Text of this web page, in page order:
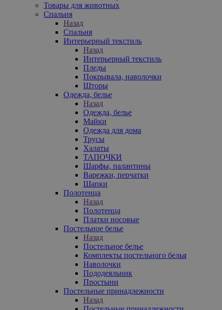
Товары для животных
Спальня
Назад
Спальня
Интерьерный текстиль
Назад
Интерьерный текстиль
Пледы
Покрывала, наволочки
Шторы
Одежда, белье
Назад
Одежда, белье
Майки
Одежда для дома
Трусы
Халаты
ТАПОЧКИ
Шарфы, палантины
Варежки, перчатки
Шапки
Полотенца
Назад
Полотенца
Платки носовые
Постельное белье
Назад
Постельное белье
Комплекты постельного белья
Наволочки
Пододеяльник
Простыни
Постельные принадлежности
Назад